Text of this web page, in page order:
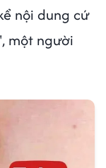
nội dung cứ
một người